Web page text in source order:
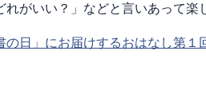
れがいい？」などと言いあって
の日」にお届けするおはなし第１